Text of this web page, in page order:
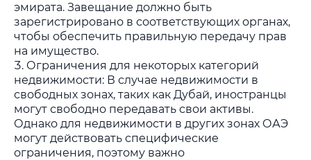
эмирата. Завещание должно быть
зарегистрировано в соответствующих органах,
чтобы обеспечить правильную передачу прав
на имущество.
Ограничения для некоторых категорий
недвижимости: В случае недвижимости в
свободных зонах, таких как Дубай, иностранцы
могут свободно передавать свои активы.
Однако для недвижимости в других зонах ОАЭ
могут действовать специфические
ограничения, поэтому важно